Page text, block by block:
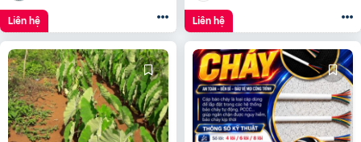
Liên hệ Liên hệ